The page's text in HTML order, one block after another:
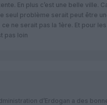
En plus c’est une belle ville.
seul problème serait peut être
ce ne serait pas la 1ère. Et pour
pas loin
d’Erdogan a des